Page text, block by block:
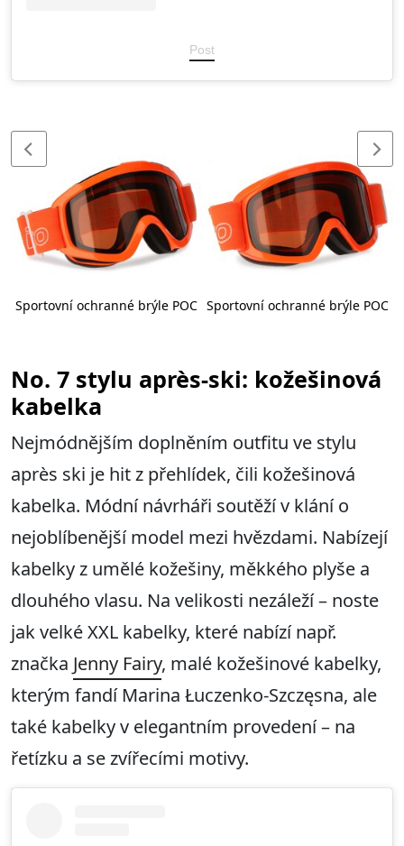
Post
Sportovní ochranné brýle POC Sportovní ochranné brýle POC
No. 7 stylu après-ski: kožešinová
kabelka
Nejmódnějším doplněním outfitu ve stylu
après ski je hit z přehlídek, čili kožešinová
kabelka. Módní návrháři soutěží v klání o
nejoblíbenější model mezi hvězdami. Nabízejí
kabelky z umělé kožešiny, měkkého plyše a
dlouhého vlasu. Na velikosti nezáleží – noste
jak velké XXL kabelky, které nabízí např.
značka Jenny Fairy, malé kožešinové kabelky,
kterým fandí Marina Łuczenko-Szczęsna, ale
také kabelky v elegantním provedení – na
řetízku a se zvířecími motivy.